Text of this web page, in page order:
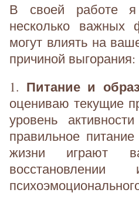
В своей работе
несколько важных
могут влиять на
причиной выгорания:
1. Питание и
оцениваю текущие
уровень
правильное
жизни играют